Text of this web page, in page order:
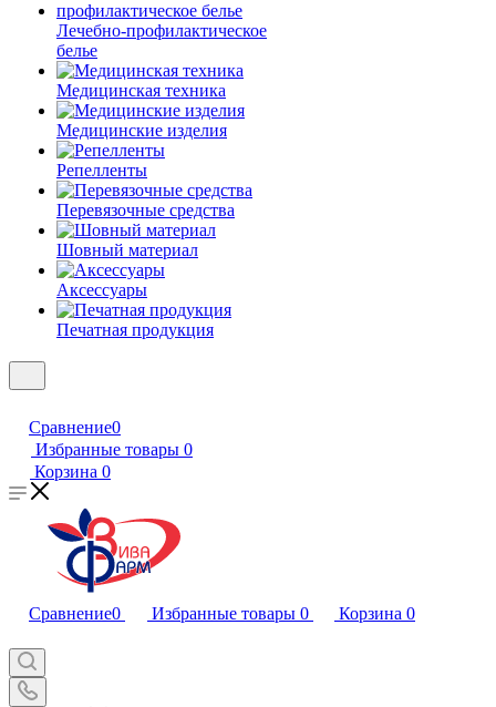
Лечебно-профилактическое
белье
Медицинская техника
Медицинские изделия
Репелленты
Перевязочные средства
Шовный материал
Аксессуары
Печатная продукция
Сравнение0
Избранные товары 0
Корзина 0
Сравнение0 Избранные товары 0 Корзина 0